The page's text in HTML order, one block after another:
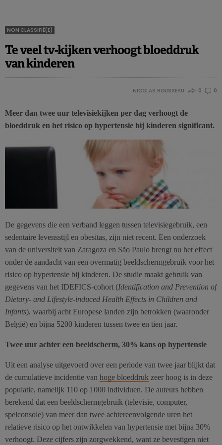
NON CLASSIFIÉ(E)
Te veel tv-kijken verhoogt bloeddruk
van kinderen
NICOLAS ROUSSEAU 0 0
Meer dan twee uur televisiekijken per dag verhoogt de
bloeddruk en het risico op hypertensie bij kinderen significant.
De gegevens die een verband leggen tussen televisiegebruik, een
sedentaire levensstijl en obesitas, zijn niet recent. Een onderzoek
van de universiteit van Zaragoza en São Paulo brengt nu het effect
onder de aandacht van een overmatig beeldschermgebruik voor het
risico op hypertensie bij kinderen. De studie maakt gebruik van
gegevens van het IDEFICS-cohort (Identification and Prevention of
Dietary- and Lifestyle-induced Health Effects in Children and
Infants), waarbij acht Europese landen zijn betrokken (waaronder
België) en bijna 5200 kinderen tussen twee en tien jaar.
Twee uur achter een beeldscherm, 30% kans op hypertensie
Uit een analyse uitgevoerd over een periode van twee jaar blijkt dat
de cumulatieve incidentie van hoge bloeddruk zeer hoog is in deze
populatie, namelijk 110 op 1000 individuen. De auteurs hebben
berekend dat een beeldschermgebruik (televisie, computer,
spelconsole) van meer dan twee achtereenvolgende uren het
relatieve risico op het ontwikkelen van hypertensie met bijna 30%
verhoogt. Deze cijfers zijn zorgwekkend, want ze bevestigen niet